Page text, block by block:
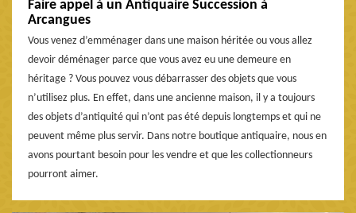
Faire appel à un Antiquaire Succession à
Arcangues
Vous venez d’emménager dans une maison héritée ou vous allez
devoir déménager parce que vous avez eu une demeure en
héritage ? Vous pouvez vous débarrasser des objets que vous
n’utilisez plus. En effet, dans une ancienne maison, il y a toujours
des objets d’antiquité qui n’ont pas été depuis longtemps et qui ne
peuvent même plus servir. Dans notre boutique antiquaire, nous en
avons pourtant besoin pour les vendre et que les collectionneurs
pourront aimer.